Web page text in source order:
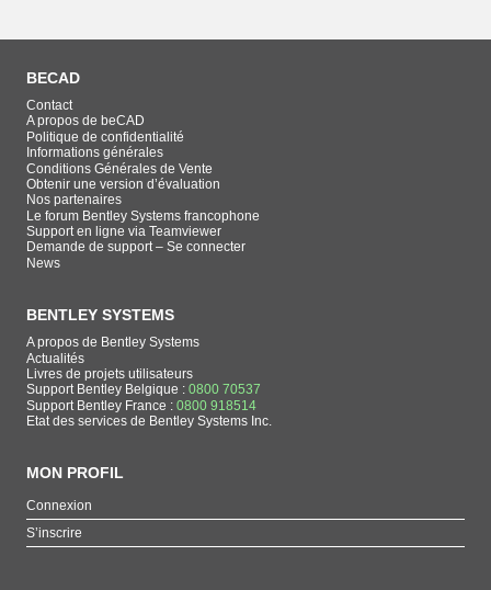
BECAD
Contact
A propos de beCAD
Politique de confidentialité
Informations générales
Conditions Générales de Vente
Obtenir une version d’évaluation
Nos partenaires
Le forum Bentley Systems francophone
Support en ligne via Teamviewer
Demande de support – Se connecter
News
BENTLEY SYSTEMS
A propos de Bentley Systems
Actualités
Livres de projets utilisateurs
Support Bentley Belgique : 0800 70537
Support Bentley France : 0800 918514
Etat des services de Bentley Systems Inc.
MON PROFIL
Connexion
S’inscrire